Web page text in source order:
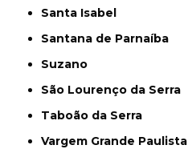
Santa Isabel
Santana de Parnaíba
Suzano
São Lourenço da Serra
Taboão da Serra
Vargem Grande Paulista